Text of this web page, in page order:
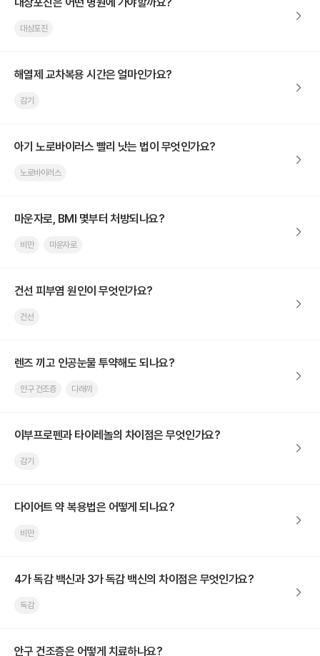
대상포진
해열제 교차복용 시간은 얼마인가요?
감기
아기 노로바이러스 빨리 낫는 법이 무엇인가요?
노로바이러스
마운자로, BMI 몇부터 처방되나요?
비만 마운자로
건선 피부염 원인이 무엇인가요?
건선
렌즈 끼고 인공눈물 투약해도 되나요?
안구 건조증 다래끼
이부프로펜과 타이레놀의 차이점은 무엇인가요?
감기
다이어트 약 복용법은 어떻게 되나요?
비만
4가 독감 백신과 3가 독감 백신의 차이점은 무엇인가요?
독감
안구 건조증은 어떻게 치료하나요?